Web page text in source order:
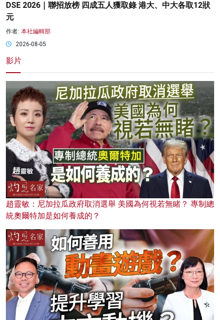
DSE 2026｜聯招放榜 四成五人獲取錄 港大、中大各取12狀
元
作者: 本社編輯部
2026-08-05
影片
趙靈敏：尼加拉瓜政府取消選舉 美國為何視若無睹？ 專制總
統奧爾特加是如何養成的？